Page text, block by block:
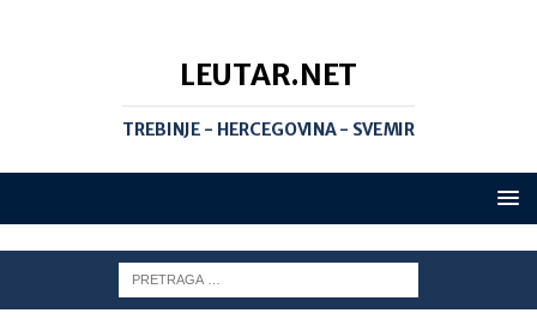
LEUTAR.NET
TREBINJE - HERCEGOVINA - SVEMIR